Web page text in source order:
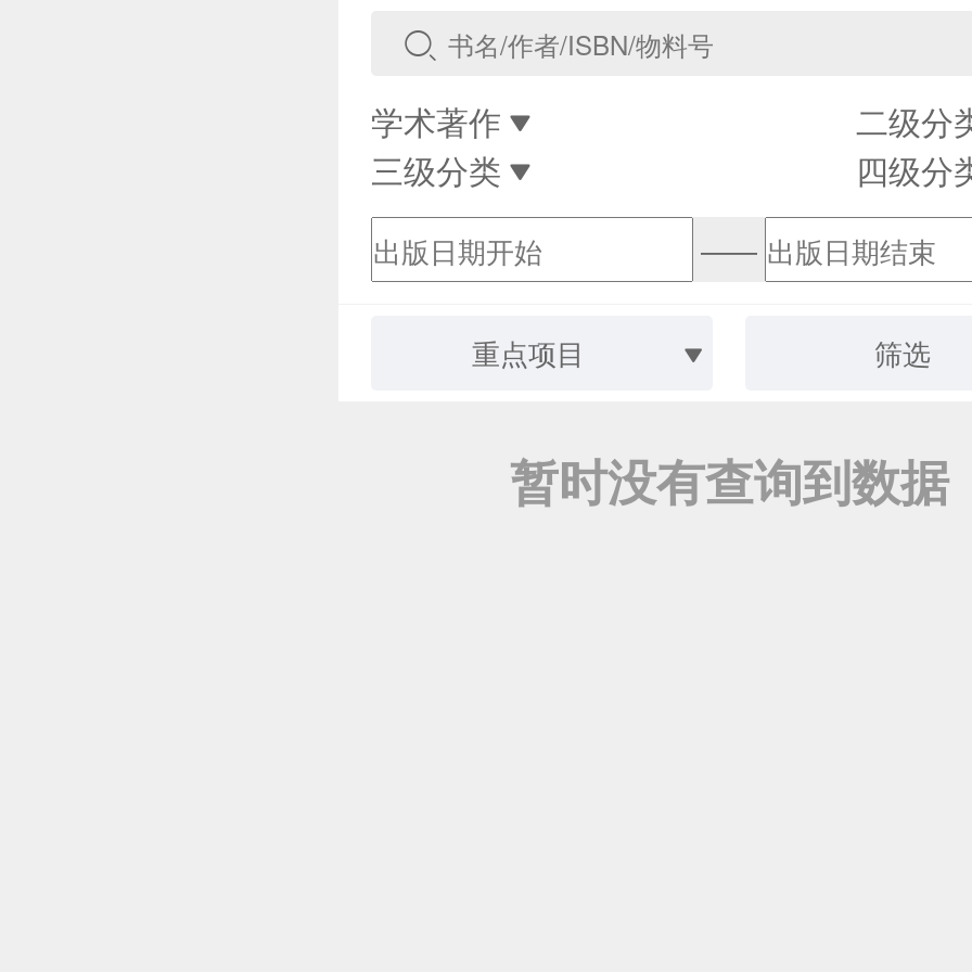
学术著作
二级分
三级分类
四级分
——
重点项目 筛选
暂时没有查询到数据